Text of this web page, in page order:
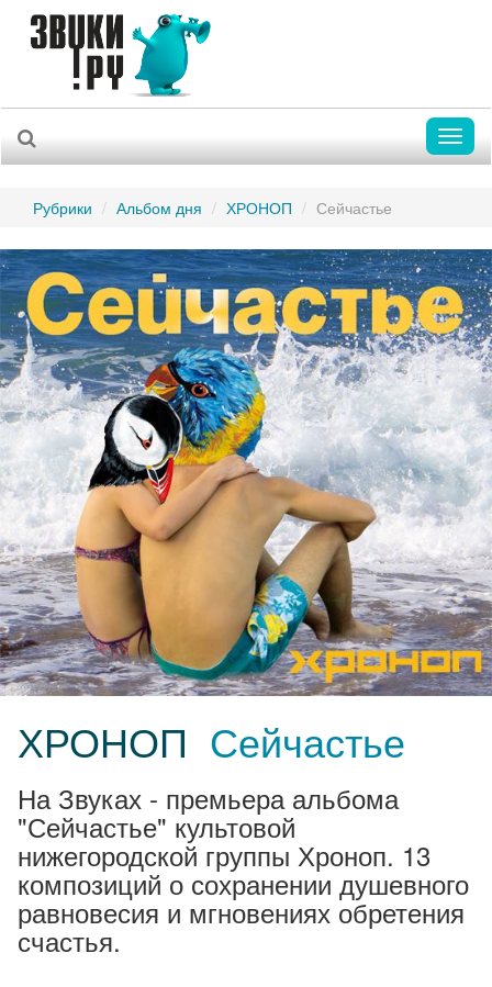
Рубрики Альбом дня ХРОНОП Сейчастье
ХРОНОП Сейчастье
На Звуках - премьера альбома
"Сейчастье" культовой
нижегородской группы Хроноп. 13
композиций о сохранении душевного
равновесия и мгновениях обретения
счастья.